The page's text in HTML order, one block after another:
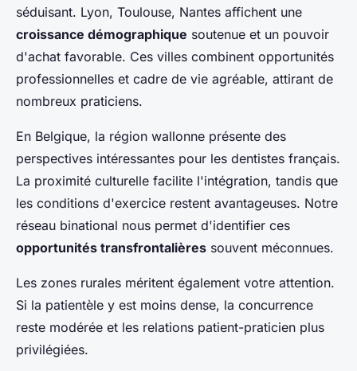
séduisant. Lyon, Toulouse, Nantes affichent une
croissance démographique soutenue et un pouvoir
d'achat favorable. Ces villes combinent opportunités
professionnelles et cadre de vie agréable, attirant de
nombreux praticiens.
En Belgique, la région wallonne présente des
perspectives intéressantes pour les dentistes français.
La proximité culturelle facilite l'intégration, tandis que
les conditions d'exercice restent avantageuses. Notre
réseau binational nous permet d'identifier ces
opportunités transfrontalières souvent méconnues.
Les zones rurales méritent également votre attention.
Si la patientèle y est moins dense, la concurrence
reste modérée et les relations patient-praticien plus
privilégiées.